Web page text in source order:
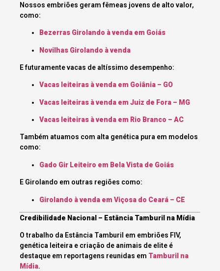
Nossos embriões geram fêmeas jovens de alto valor,
como:
Bezerras Girolando à venda em Goiás
Novilhas Girolando à venda
E futuramente vacas de altíssimo desempenho:
Vacas leiteiras à venda em Goiânia – GO
Vacas leiteiras à venda em Juiz de Fora – MG
Vacas leiteiras à venda em Rio Branco – AC
Também atuamos com alta genética pura em modelos
como:
Gado Gir Leiteiro em Bela Vista de Goiás
E Girolando em outras regiões como:
Girolando à venda em Viçosa do Ceará – CE
Credibilidade Nacional – Estância Tamburil na Mídia
O trabalho da Estância Tamburil em embriões FIV,
genética leiteira e criação de animais de elite é
destaque em reportagens reunidas em Tamburil na
Mídia.